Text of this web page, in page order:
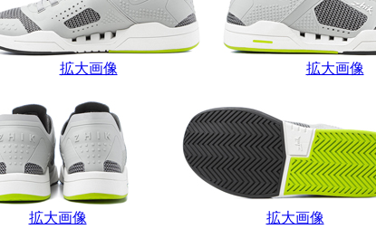
拡大画像 拡大画像
拡大画像 拡大画像